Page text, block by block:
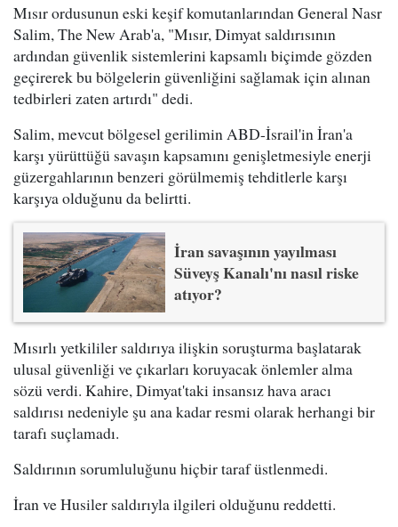
Mısır ordusunun eski keşif komutanlarından General Nasr
Salim, The New Arab'a, "Mısır, Dimyat saldırısının
ardından güvenlik sistemlerini kapsamlı biçimde gözden
geçirerek bu bölgelerin güvenliğini sağlamak için alınan
tedbirleri zaten artırdı" dedi.
Salim, mevcut bölgesel gerilimin ABD-İsrail'in İran'a
karşı yürüttüğü savaşın kapsamını genişletmesiyle enerji
güzergahlarının benzeri görülmemiş tehditlerle karşı
karşıya olduğunu da belirtti.
İran savaşının yayılması
Süveyş Kanalı'nı nasıl riske
atıyor?
Mısırlı yetkililer saldırıya ilişkin soruşturma başlatarak
ulusal güvenliği ve çıkarları koruyacak önlemler alma
sözü verdi. Kahire, Dimyat'taki insansız hava aracı
saldırısı nedeniyle şu ana kadar resmi olarak herhangi bir
tarafı suçlamadı.
Saldırının sorumluluğunu hiçbir taraf üstlenmedi.
İran ve Husiler saldırıyla ilgileri olduğunu reddetti.